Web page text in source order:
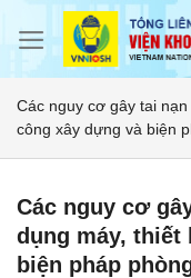
Các nguy cơ gây tai
công xây dựng và biện
Các nguy cơ
dụng máy, thiết
biện pháp